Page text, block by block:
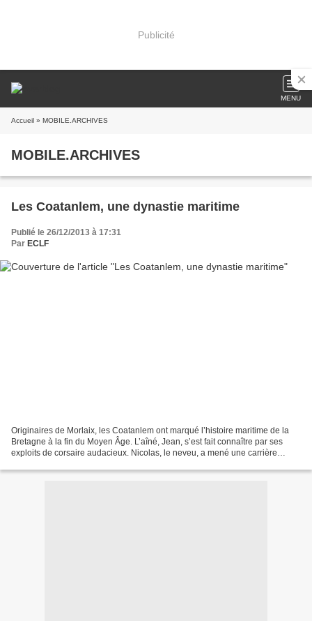
Publicité
MENU
Accueil » MOBILE.ARCHIVES
MOBILE.ARCHIVES
Les Coatanlem, une dynastie maritime
Publié le 26/12/2013 à 17:31
Par ECLF
Originaires de Morlaix, les Coatanlem ont marqué l’histoire maritime de la
Bretagne à la fin du Moyen Âge. L’aîné, Jean, s’est fait connaître par ses
exploits de corsaire audacieux. Nicolas, le neveu, a mené une carrière